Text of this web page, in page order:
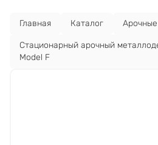
Главная Каталог
Стационарный арочный
Model F